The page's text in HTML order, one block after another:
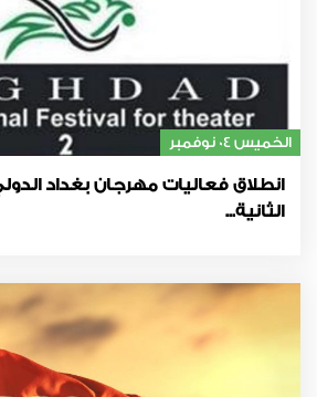
الخميس 04 نوفمبر
انطلاق فعاليات مهرجان بغداد
الثانية...